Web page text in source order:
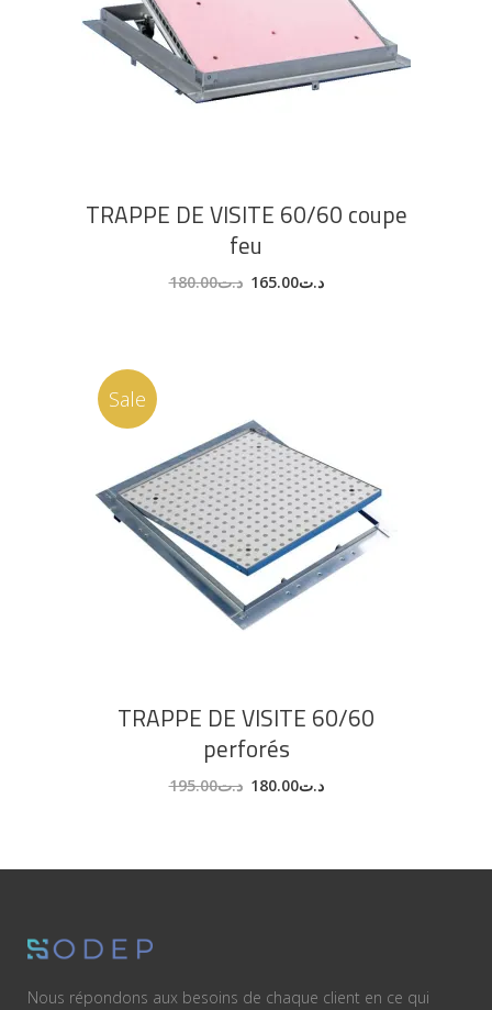
AJOUTER AU PANIER
TRAPPE DE VISITE 60/60 coupe
feu
د.ت180.00 د.ت165.00
Sale
AJOUTER AU PANIER
TRAPPE DE VISITE 60/60
perforés
د.ت195.00 د.ت180.00
Nous répondons aux besoins de chaque client en ce qui